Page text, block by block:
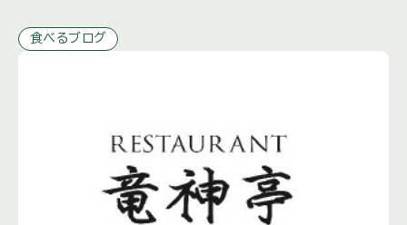
[…]
食べるブログ